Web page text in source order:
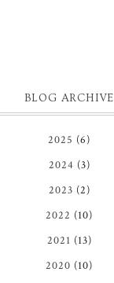
BLOG ARCHIVE
2025 (6)
2024 (3)
2023 (2)
2022 (10)
2021 (13)
2020 (10)